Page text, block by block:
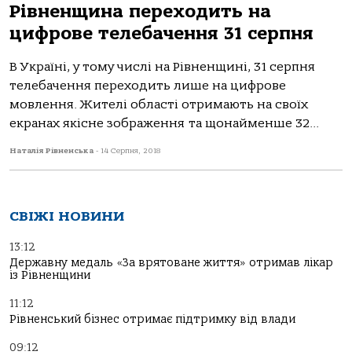
Рівненщина переходить на
цифрове телебачення 31 серпня
В Україні, у тому числі на Рівненщині, 31 серпня
телебачення переходить лише на цифрове
мовлення. Жителі області отримають на своїх
екранах якісне зображення та щонайменше 32...
Наталія Рівненська - 14 Серпня, 2018
СВІЖІ НОВИНИ
13:12
Державну медаль «За врятоване життя» отримав лікар
із Рівненщини
11:12
Рівненський бізнес отримає підтримку від влади
09:12